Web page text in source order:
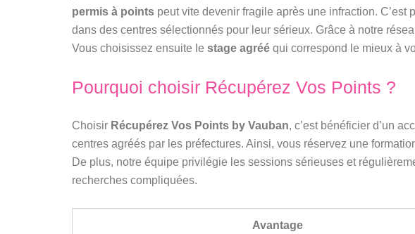
permis à points peut vite devenir fragile après une infraction.
dans des centres sélectionnés pour leur sérieux. Grâce à notre
Vous choisissez ensuite le stage agréé qui correspond le mieux à
Pourquoi choisir Récupérez Vos Points ?
Choisir Récupérez Vos Points by Vauban, c’est bénéficier d’un
centres agréés par les préfectures. Ainsi, vous réservez une
De plus, notre équipe privilégie les sessions sérieuses et
recherches compliquées.
Avantage